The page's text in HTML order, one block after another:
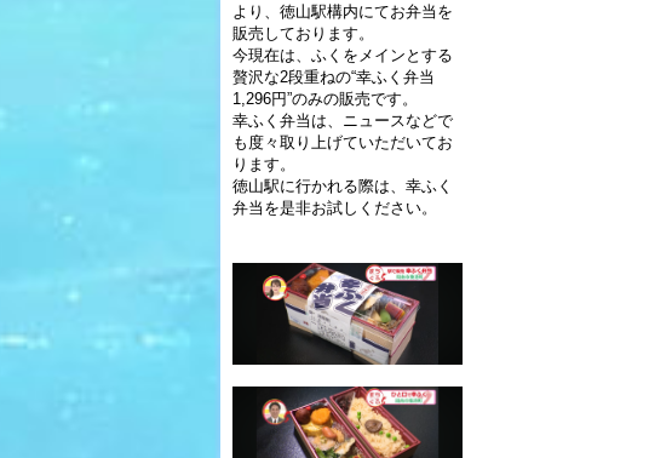
より、徳山駅構内にてお弁当を
販売しております。
今現在は、ふくをメインとする
贅沢な2段重ねの“幸ふく弁当
1,296円”のみの販売です。
幸ふく弁当は、ニュースなどで
も度々取り上げていただいてお
ります。
徳山駅に行かれる際は、幸ふく
弁当を是非お試しください。